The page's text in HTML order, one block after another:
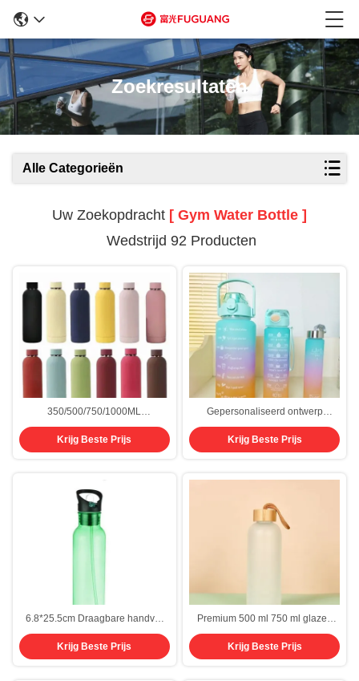
Zoekresultaten
Alle Categorieën
Uw Zoekopdracht [ Gym Water Bottle ]
Wedstrijd 92 Producten
350/500/750/1000ML
milieuvriendelijk geïsoleerd
herbruikbaar roestvrij staal fitness
waterfles 1 liter sport waterfles
Krijg Beste Prijs
Gepersonaliseerd ontwerp
550/750/1000ML Draagbare
plastic waterfles van 1 liter
Gradient Kleur Custom Gym
Krijg Beste Prijs
6.8*25.5cm Draagbare handvat
700ml Grote capaciteit Custom
Tritan Sportfles Gym Waterfles Met
Straw Button stofdichte hoes
Krijg Beste Prijs
Premium 500 ml 750 ml glazen
waterfles Sportdrank flessen met
siliconen mouw Stijlvol en
praktisch voor alle binnen- en
Krijg Beste Prijs